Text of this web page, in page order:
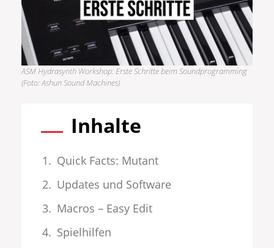
ASM Hydrasynth Workshop: Erste Schritte beim Soundprogramming
(Foto: Ashun Sound Machines)
Inhalte
Quick Facts: Mutant
Updates und Software
Macros – Easy Edit
Spielhilfen